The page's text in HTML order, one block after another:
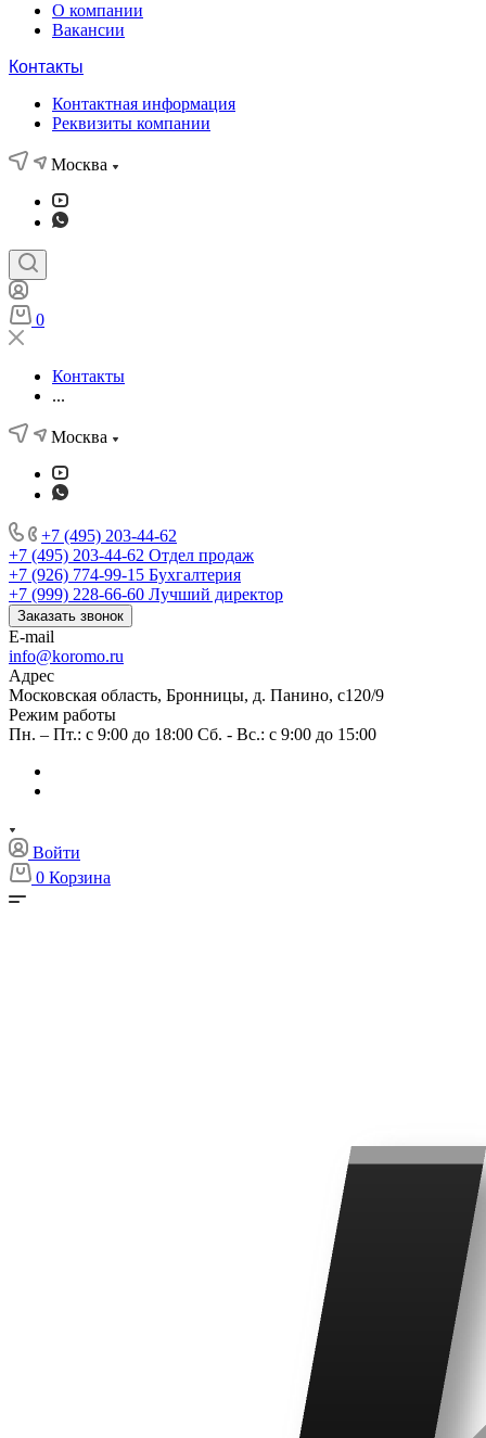
О компании
Вакансии
Контакты
Контактная информация
Реквизиты компании
Москва
0
Контакты
...
Москва
+7 (495) 203-44-62
+7 (495) 203-44-62 Отдел продаж
+7 (926) 774-99-15 Бухгалтерия
+7 (999) 228-66-60 Лучший директор
Заказать звонок
E-mail
info@koromo.ru
Адрес
Московская область, Бронницы, д. Панино, с120/9
Режим работы
Пн. – Пт.: с 9:00 до 18:00 Сб. - Вс.: с 9:00 до 15:00
Войти
0 Корзина